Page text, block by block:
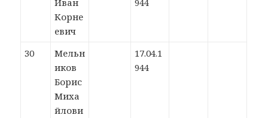
Иван
Корне
евич
944
30
Мельн
иков
Борис
Миха
йлови
17.04.1
944